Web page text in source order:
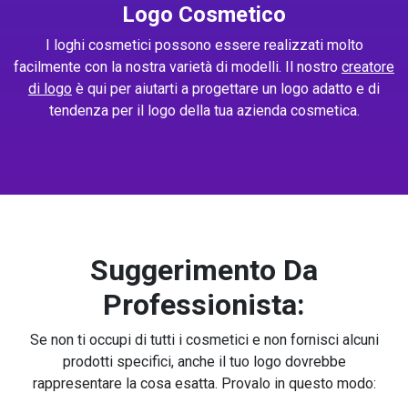
Logo Cosmetico
I loghi cosmetici possono essere realizzati molto
facilmente con la nostra varietà di modelli. Il nostro creatore
di logo è qui per aiutarti a progettare un logo adatto e di
tendenza per il logo della tua azienda cosmetica.
Suggerimento Da
Professionista:
Se non ti occupi di tutti i cosmetici e non fornisci alcuni
prodotti specifici, anche il tuo logo dovrebbe
rappresentare la cosa esatta. Provalo in questo modo: